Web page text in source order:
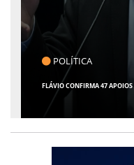
CLICK INDICA
GIRO POR SERGIPE, BRASIL